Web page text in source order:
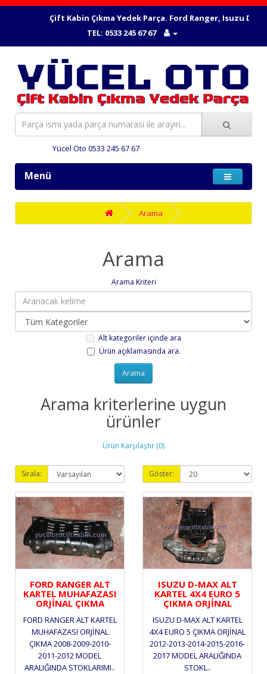
Çift Kabin Çıkma Yedek Parça. Ford Ranger, Isuzu
TEL: 0533 245 67 67
Yücel Oto 0533 245 67 67
Menü
Arama
Arama
Arama Kriteri
Alt kategoriler içinde ara
Ürün açıklamasında ara.
Arama kriterlerine uygun
ürünler
Ürün Karşılaştır (0)
Sırala: Göster:
FORD RANGER ALT
KARTEL MUHAFAZASI
ORJİNAL ÇIKMA
FORD RANGER ALT KARTEL
MUHAFAZASI ORJİNAL
ÇIKMA 2008-2009-2010-
2011-2012 MODEL
ARALIĞINDA STOKLARIMI..
ISUZU D-MAX ALT
KARTEL 4X4 EURO 5
ÇIKMA ORJİNAL
ISUZU D-MAX ALT KARTEL
4X4 EURO 5 ÇIKMA ORJİNAL
2012-2013-2014-2015-2016-
2017 MODEL ARALIĞINDA
STOKL..